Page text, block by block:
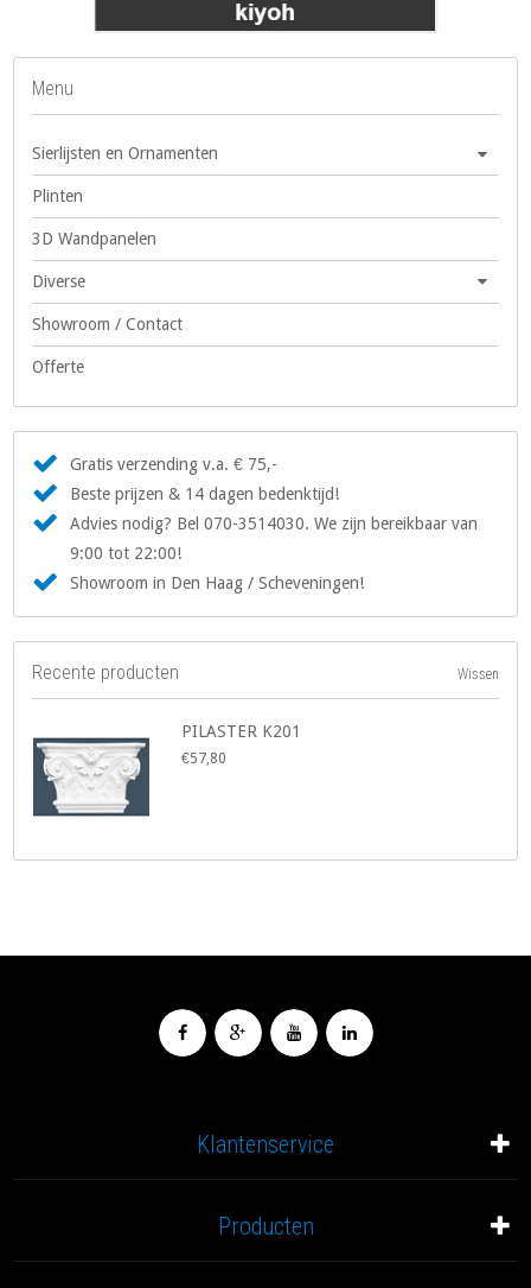
Menu
Sierlijsten en Ornamenten
Plinten
3D Wandpanelen
Diverse
Showroom / Contact
Offerte
Gratis verzending v.a. € 75,-
Beste prijzen & 14 dagen bedenktijd!
Advies nodig? Bel 070-3514030. We zijn bereikbaar van
9:00 tot 22:00!
Showroom in Den Haag / Scheveningen!
Recente producten Wissen
PILASTER K201
€57,80
Klantenservice
Producten